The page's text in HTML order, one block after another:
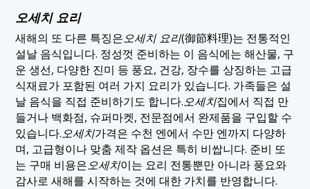
오세치 요리
새해의 또 다른 특징은오세치 요리(御節料理)는 전통적인
설날 음식입니다. 정성껏 준비하는 이 음식에는 해산물, 구
운 생선, 다양한 진미 등 풍요, 건강, 장수를 상징하는 고급
식재료가 포함된 여러 가지 요리가 있습니다. 가족들은 설
날 음식을 직접 준비하기도 합니다.오세치집에서 직접 만
들거나 백화점, 슈퍼마켓, 전문점에서 완제품을 구입할 수
있습니다.오세치가격은 수천 엔에서 수만 엔까지 다양하
며, 고급형이나 맞춤 제작 옵션은 특히 비쌉니다. 준비 또
는 구매 비용은오세치이는 요리 전통뿐만 아니라 풍요와
감사로 새해를 시작하는 것에 대한 가치를 반영합니다.